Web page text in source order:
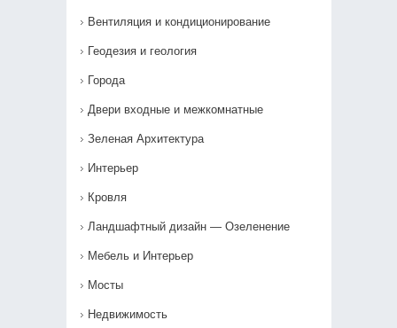
Вентиляция и кондиционирование
Геодезия и геология
Города
Двери входные и межкомнатные
Зеленая Архитектура
Интерьер
Кровля
Ландшафтный дизайн — Озеленение‎
Мебель и Интерьер
Мосты
Недвижимость